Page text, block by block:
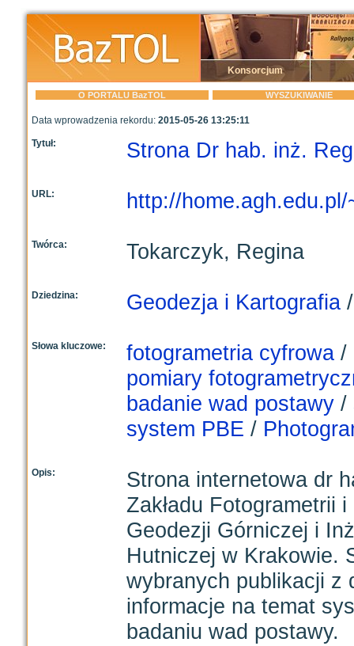
Konsorcjum
O PORTALU BazTOL WYSZUKIWANIE
Data wprowadzenia rekordu: 2015-05-26 13:25:11
Tytuł: Strona Dr hab. inż.
URL: http://
Twórca: Tokarczyk, Regina
Dziedzina: Geodezja i Kartografia
Słowa kluczowe: fotogrametria cyfrowa/
pomiary
badanie wad postawy/
system PBE /
Opis:
Strona internetowa dr
Zakładu Fotogrametrii
Geodezji Górniczej i
Hutniczej w Krakowie.
wybranych publikacji z
informacje na temat
badaniu wad postawy.